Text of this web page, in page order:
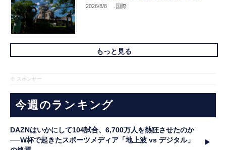
2026/8/8 .国際
もっと見る
※ スポンサー
今週のランキング
DAZNはいかにして104試合、6,700万人を熱狂させたのか
──W杯で起きたスポーツメディア「地上波 vs デジタル」